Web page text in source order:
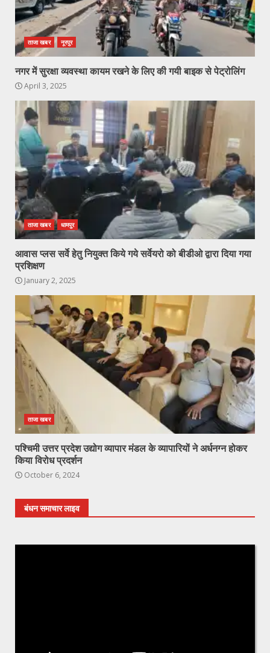
ताजा खबर नूरपुर
नगर में सुरक्षा व्यवस्था कायम रखने के लिए की गयी बाइक से पेट्रोलिंग
April 3, 2025
ताजा खबर धामपुर
आवास प्लस सर्वे हेतु नियुक्त किये गये सर्वेयरो को बीडीओ द्वारा दिया गया
प्रशिक्षण
January 2, 2025
ताजा खबर
पश्चिमी उत्तर प्रदेश उद्योग व्यापार मंडल के व्यापारियों ने अर्धनग्न होकर
किया विरोध प्रदर्शन
October 6, 2024
बंधन समाचार लाइव